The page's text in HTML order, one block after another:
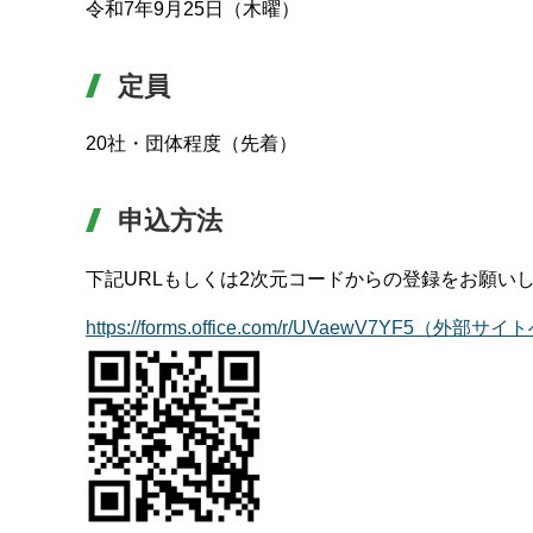
令和7年9月25日（木曜）
定員
20社・団体程度（先着）
申込方法
下記URLもしくは2次元コードからの登録をお願いし
https://forms.office.com/r/UVaewV7YF5（外部サイト